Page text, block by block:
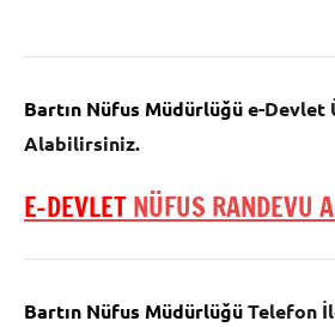
Bartın Nüfus Müdürlüğüe-Devlet
Alabilirsiniz.
E-DEVLETNÜFUS RANDEVU
Bartın Nüfus MüdürlüğüTelefon